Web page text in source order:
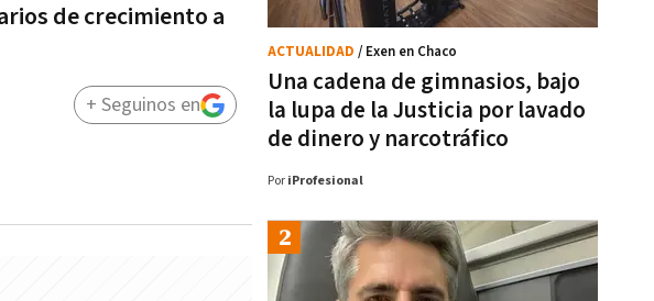
de crecimiento a
+ Seguinos en
Una cadena de gimnasios, bajo
la lupa de la Justicia por lavado
de dinero y narcotráfico
ACTUALIDAD / Exen en Chaco
Por iProfesional